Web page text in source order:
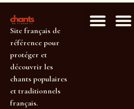
Site français de
référence pour
protéger et
découvrir les
chants populaires
et traditionnels
français.